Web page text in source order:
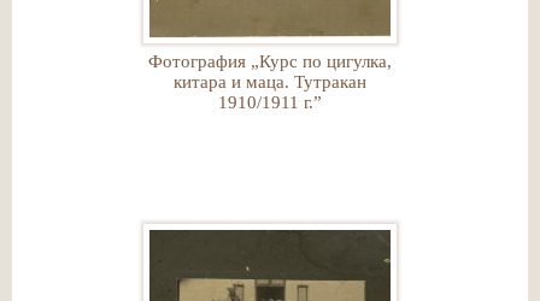
Фотография „Курс по цигулка,
китара и маца. Тутракан
1910/1911 г.”